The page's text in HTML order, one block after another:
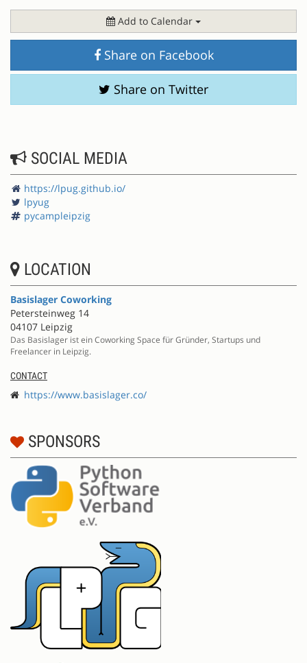
Add to Calendar
Share on Facebook
Share on Twitter
SOCIAL MEDIA
https://lpug.github.io/
lpyug
pycampleipzig
LOCATION
Basislager Coworking
Petersteinweg 14
04107 Leipzig
Das Basislager ist ein Coworking Space für Gründer, Startups und
Freelancer in Leipzig.
CONTACT
https://www.basislager.co/
SPONSORS